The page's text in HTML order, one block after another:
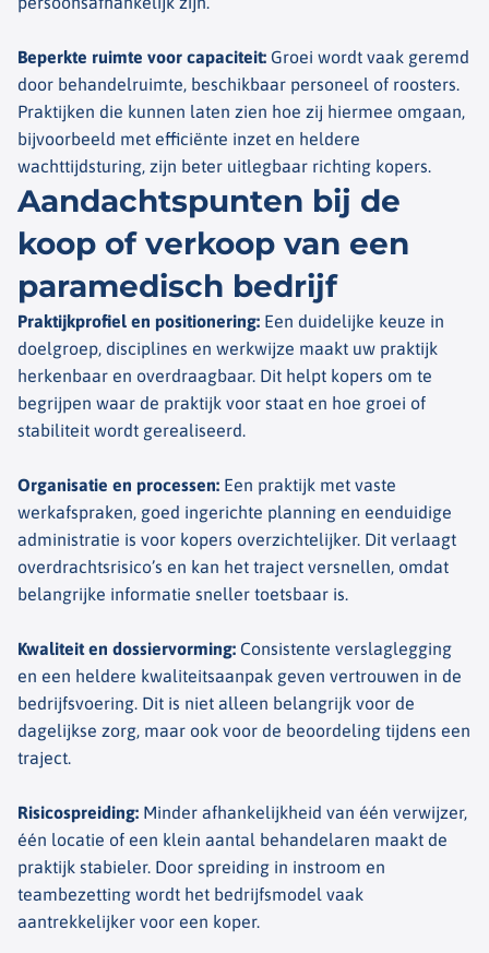
Beperkte ruimte voor capaciteit: Groei wordt vaak geremd
door behandelruimte, beschikbaar personeel of roosters.
Praktijken die kunnen laten zien hoe zij hiermee omgaan,
bijvoorbeeld met efficiënte inzet en heldere
wachttijdsturing, zijn beter uitlegbaar richting kopers.
Aandachtspunten bij de
koop of verkoop van een
paramedisch bedrijf
Praktijkprofiel en positionering: Een duidelijke keuze in
doelgroep, disciplines en werkwijze maakt uw praktijk
herkenbaar en overdraagbaar. Dit helpt kopers om te
begrijpen waar de praktijk voor staat en hoe groei of
stabiliteit wordt gerealiseerd.
Organisatie en processen: Een praktijk met vaste
werkafspraken, goed ingerichte planning en eenduidige
administratie is voor kopers overzichtelijker. Dit verlaagt
overdrachtsrisico’s en kan het traject versnellen, omdat
belangrijke informatie sneller toetsbaar is.
Kwaliteit en dossiervorming: Consistente verslaglegging
en een heldere kwaliteitsaanpak geven vertrouwen in de
bedrijfsvoering. Dit is niet alleen belangrijk voor de
dagelijkse zorg, maar ook voor de beoordeling tijdens een
traject.
Risicospreiding: Minder afhankelijkheid van één verwijzer,
één locatie of een klein aantal behandelaren maakt de
praktijk stabieler. Door spreiding in instroom en
teambezetting wordt het bedrijfsmodel vaak
aantrekkelijker voor een koper.